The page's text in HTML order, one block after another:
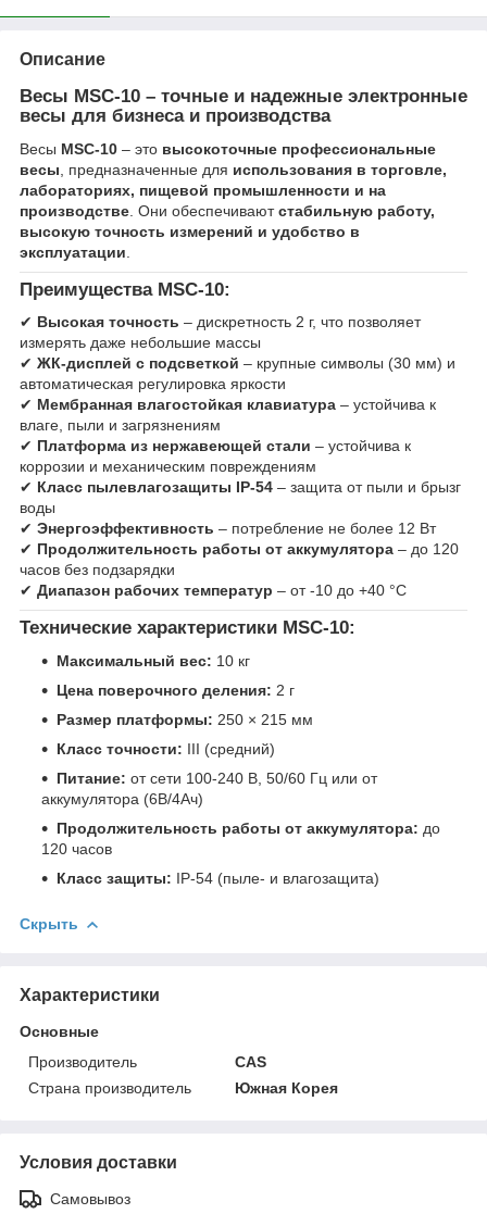
Описание
Весы MSC-10 – точные и надежные электронные
весы для бизнеса и производства
Весы MSC-10 – это высокоточные профессиональные
весы , предназначенные для использования в торговле,
лабораториях, пищевой промышленности и на
производстве . Они обеспечиваютстабильную работу,
высокую точность измерений и удобство в
эксплуатации
Преимущества MSC-10:
✔ Высокая точность – дискретность 2 г, что позволяет
измерять даже небольшие массы
✔ ЖК-дисплей с подсветкой – крупные символы (30 мм) и
автоматическая регулировка яркости
✔ Мембранная влагостойкая клавиатура – устойчива к
влаге, пыли и загрязнениям
✔ Платформа из нержавеющей стали – устойчива к
коррозии и механическим повреждениям
✔ Класс пылевлагозащиты IP-54 – защита от пыли и брызг
воды
✔ Энергоэффективность – потребление не более 12 Вт
✔ Продолжительность работы от аккумулятора – до 120
часов без подзарядки
✔ Диапазон рабочих температур – от -10 до +40 °C
Технические характеристики MSC-10:
Максимальный вес: 10 кг
Цена поверочного деления: 2 г
Размер платформы: 250 × 215 мм
Класс точности: III (средний)
Питание: от сети 100-240 В, 50/60 Гц или от
аккумулятора (6В/4Ач)
Продолжительность работы от аккумулятора: до
120 часов
Класс защиты: IP-54 (пыле- и влагозащита)
Скрыть
Характеристики
Основные
Производитель
CAS
Страна производитель
Южная Корея
Условия доставки
Самовывоз